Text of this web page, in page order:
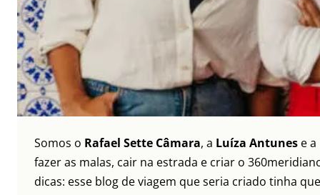
Somos o Rafael Sette Câmara, a Luíza Antunes e a
fazer as malas, cair na estrada e criar o
dicas: esse blog de viagem que seria criado tinha